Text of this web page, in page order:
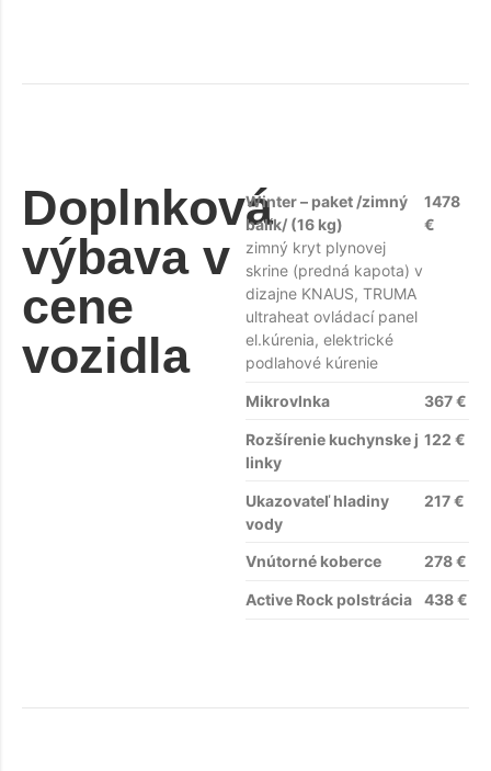
Doplnková
výbava v
cene
vozidla
Winter – paket /zimný
balík/ (16 kg)
zimný kryt plynovej
skrine (predná kapota) v
dizajne KNAUS, TRUMA
ultraheat ovládací panel
el.kúrenia, elektrické
podlahové kúrenie
1478
€
Mikrovlnka 367 €
Rozšírenie kuchynske j
linky
122 €
Ukazovateľ hladiny
vody
217 €
Vnútorné koberce 278 €
Active Rock polstrácia 438 €